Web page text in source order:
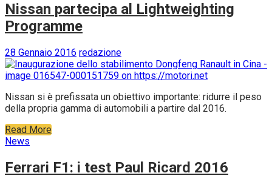
Nissan partecipa al Lightweighting
Programme
28 Gennaio 2016 redazione
Nissan si è prefissata un obiettivo importante: ridurre il peso
della propria gamma di automobili a partire dal 2016.
Read More
News
Ferrari F1: i test Paul Ricard 2016